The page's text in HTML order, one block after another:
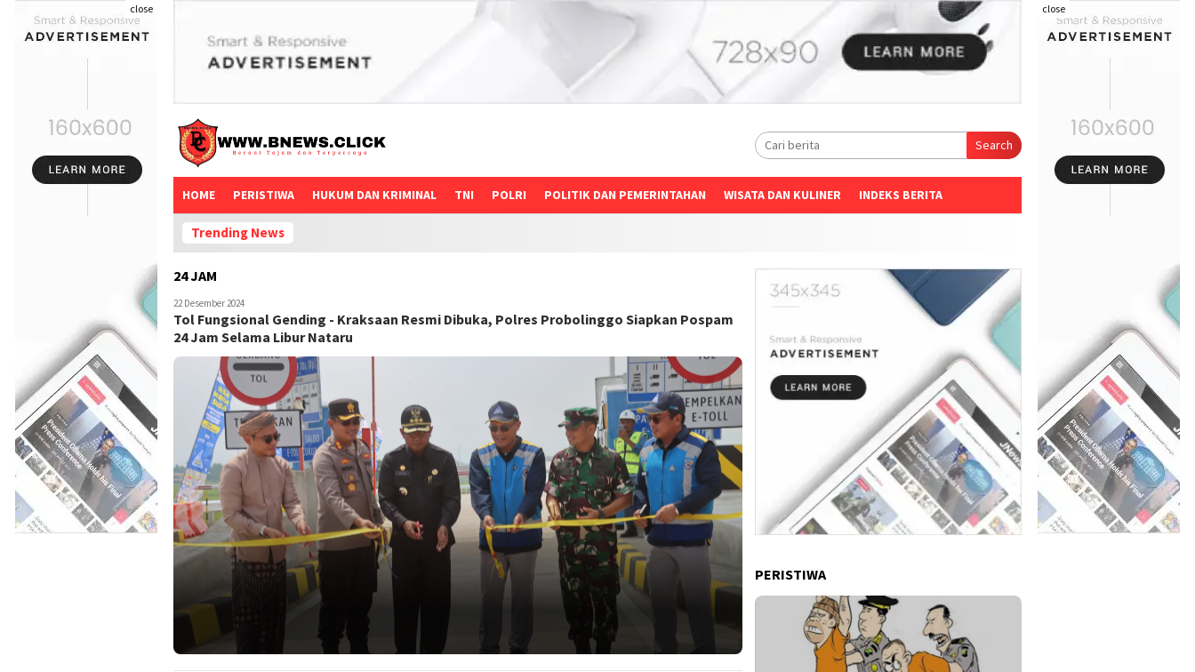
close close
Search
HOME PERISTIWA HUKUM DAN KRIMINAL TNI POLRI POLITIK DAN PEMERINTAHAN WISATA DAN KULINER INDEKS BERITA
Trending News
24 JAM
22 Desember 2024
Tol Fungsional Gending - Kraksaan Resmi Dibuka, Polres Probolinggo Siapkan Pospam
24 Jam Selama Libur Nataru
PERISTIWA